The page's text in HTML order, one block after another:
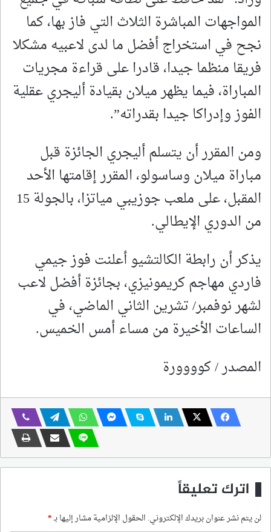
المواجهات المباشرة الثلاث التي فاز بها، كما
نجح في استخراج أفضل ما لدى لاعبيه مشكلا
فريقا منظما جيدا، قادرا على قراءة مجريات
المباراة، فيما يظهر ميلان بقيادة أليجري عقلية
الفوز وإدراكا جيدا بقدراته”.
ومن المقرر أن يتسلم أليجري الجائزة قبل
مباراة ميلان وساسولو، المقرر إقامتها الأحد
المقبل، على ملعب جوزيبي مياتزا، بالجولة 15
من الدوري الإيطالي.
يذكر أن رابطة الكالتشيو أعلنت فوز جيمي
فاردي مهاجم كريمونيزي، بجائزة أفضل لاعب
لشهر نوفمبر/ تشرين الثاني الماضي، في
الساعات الأخيرة من مساء أمس الخميس.
المصدر / كوووورة
اترك تعليقاً
لن يتم نشر عنوان بريدك الإلكتروني. الحقول الإلزامية مشار إليها بـ*